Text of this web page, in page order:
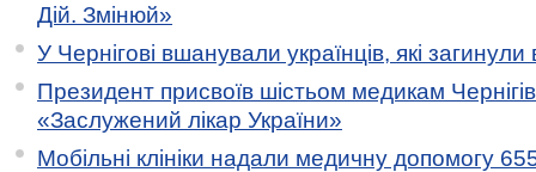
Дій. Змінюй»
У Чернігові вшанували українців, які загинули
Президент присвоїв шістьом медикам
«Заслужений лікар України»
Мобільні клініки надали медичну допомогу